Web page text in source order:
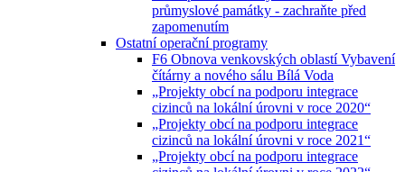
průmyslové památky - zachraňte před
zapomenutím
Ostatní operační programy
F6 Obnova venkovských oblastí Vybavení
čítárny a nového sálu Bílá Voda
„Projekty obcí na podporu integrace
cizinců na lokální úrovni v roce 2020“
„Projekty obcí na podporu integrace
cizinců na lokální úrovni v roce 2021“
„Projekty obcí na podporu integrace